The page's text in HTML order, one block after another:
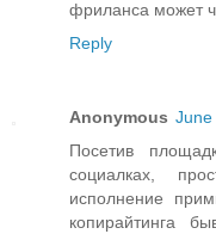
фриланса может
Reply
Anonymous June
Посетив
социалках,
исполнение
копирайтинга